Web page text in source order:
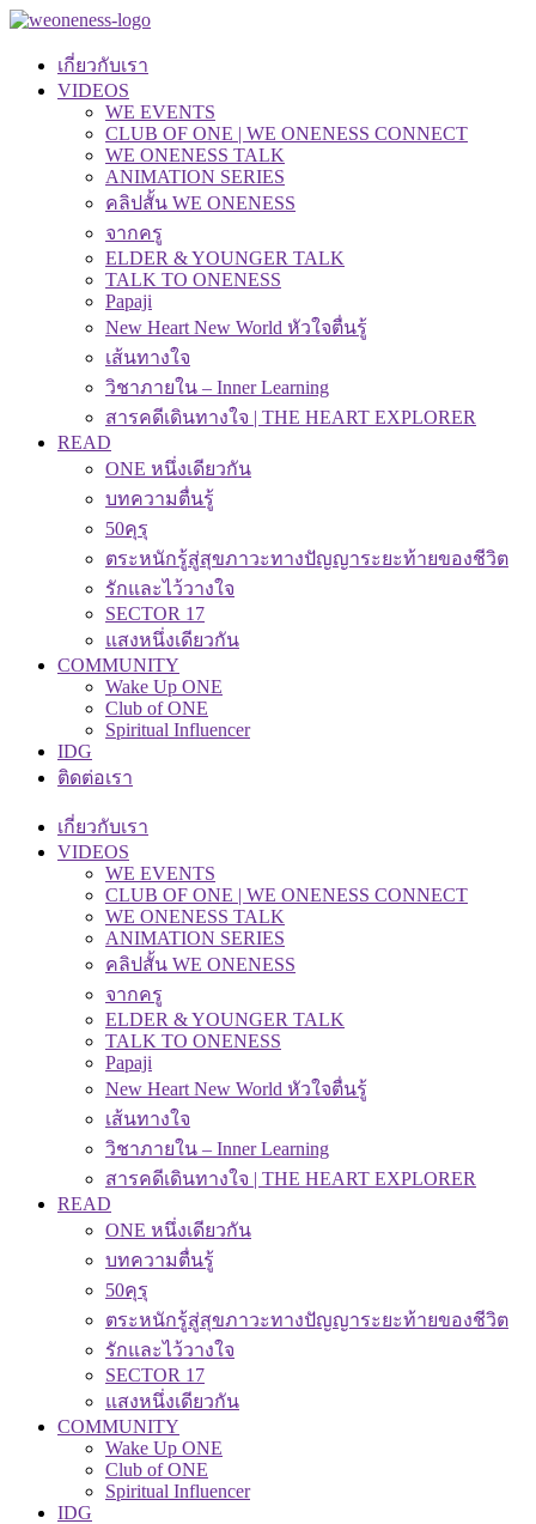
เกี่ยวกับเรา
VIDEOS
WE EVENTS
CLUB OF ONE | WE ONENESS CONNECT
WE ONENESS TALK
ANIMATION SERIES
คลิปสั้น WE ONENESS
จากครู
ELDER & YOUNGER TALK
TALK TO ONENESS
Papaji
New Heart New World หัวใจตื่นรู้
เส้นทางใจ
วิชาภายใน – Inner Learning
สารคดีเดินทางใจ | THE HEART EXPLORER
READ
ONE หนึ่งเดียวกัน
บทความตื่นรู้
50คุรุ
ตระหนักรู้สู่สุขภาวะทางปัญญาระยะท้ายของชีวิต
รักและไว้วางใจ
SECTOR 17
แสงหนึ่งเดียวกัน
COMMUNITY
Wake Up ONE
Club of ONE
Spiritual Influencer
IDG
ติดต่อเรา
เกี่ยวกับเรา
VIDEOS
WE EVENTS
CLUB OF ONE | WE ONENESS CONNECT
WE ONENESS TALK
ANIMATION SERIES
คลิปสั้น WE ONENESS
จากครู
ELDER & YOUNGER TALK
TALK TO ONENESS
Papaji
New Heart New World หัวใจตื่นรู้
เส้นทางใจ
วิชาภายใน – Inner Learning
สารคดีเดินทางใจ | THE HEART EXPLORER
READ
ONE หนึ่งเดียวกัน
บทความตื่นรู้
50คุรุ
ตระหนักรู้สู่สุขภาวะทางปัญญาระยะท้ายของชีวิต
รักและไว้วางใจ
SECTOR 17
แสงหนึ่งเดียวกัน
COMMUNITY
Wake Up ONE
Club of ONE
Spiritual Influencer
IDG